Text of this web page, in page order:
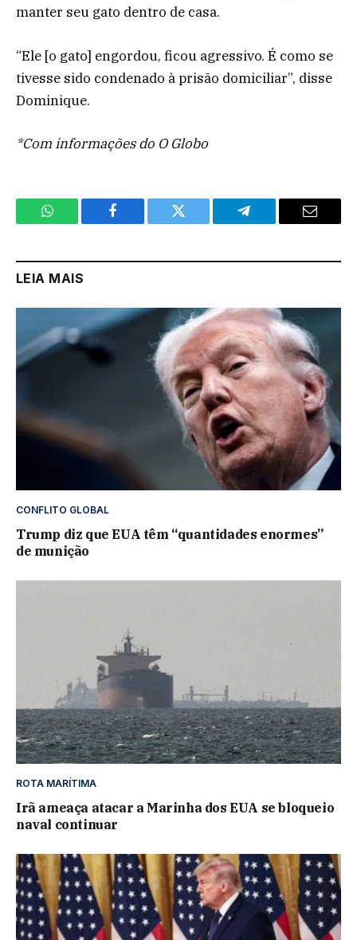
manter seu gato dentro de casa.
“Ele [o gato] engordou, ficou agressivo. É como se
tivesse sido condenado à prisão domiciliar”, disse
Dominique.
*Com informações do O Globo
WhatsApp Facebook Twitter Telegram Email
LEIA MAIS
CONFLITO GLOBAL
Trump diz que EUA têm “quantidades enormes”
de munição
ROTA MARÍTIMA
Irã ameaça atacar a Marinha dos EUA se bloqueio
naval continuar